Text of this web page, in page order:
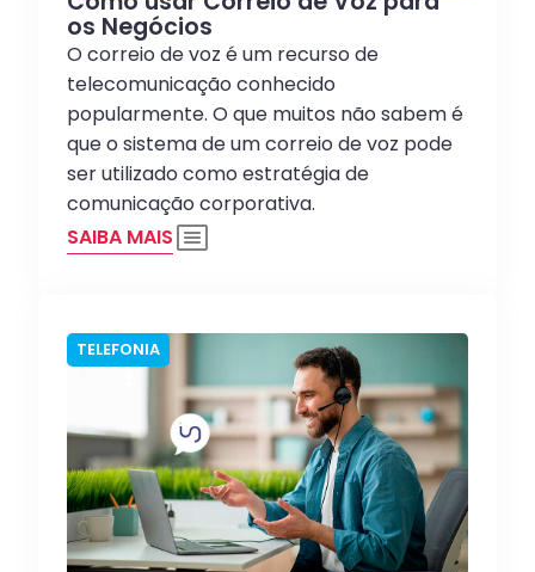
os Negócios
O correio de voz é um recurso de
telecomunicação conhecido
popularmente. O que muitos não sabem é
que o sistema de um correio de voz pode
ser utilizado como estratégia de
comunicação corporativa.
SAIBA MAIS
TELEFONIA